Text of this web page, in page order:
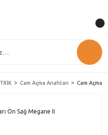
Cam Açma Anahtarı Cam Açma